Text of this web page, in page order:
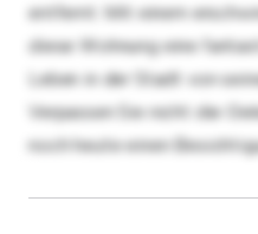
entfernt. Mit einem
diese Wohnung eine
Leben in der Stadt von
Verpassen Sie nicht die
noch heute einen